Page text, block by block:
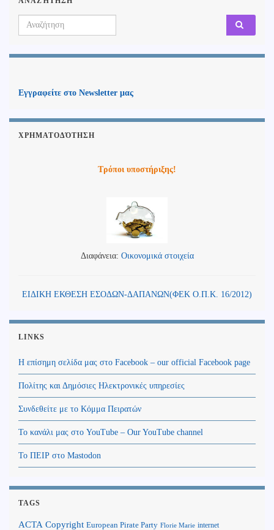
Search for:
Εγγραφείτε στο Newsletter μας
ΧΡΗΜΑΤΟΔΌΤΗΣΗ
Τρόποι υποστήριξης!
Διαφάνεια: Οικονομικά στοιχεία
ΕΙΔΙΚΗ ΕΚΘΕΣΗ ΕΣΟΔΩΝ-ΔΑΠΑΝΩΝ(ΦΕΚ Ο.Π.Κ. 16/2012)
LINKS
Η επίσημη σελίδα μας στο Facebook – our official Facebook page
Πολίτης και Δημόσιες Ηλεκτρονικές υπηρεσίες
Συνδεθείτε με το Κόμμα Πειρατών
Το κανάλι μας στο YouTube – Our YouTube channel
Το ΠΕΙΡ στο Mastodon
TAGS
ACTA Copyright European Pirate Party Florie Marie internet